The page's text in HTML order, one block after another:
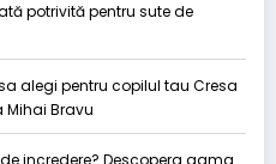
potrivită pentru sute de
alegi pentru copilul tau Cresa
Bravu
incredere? Descopera gama